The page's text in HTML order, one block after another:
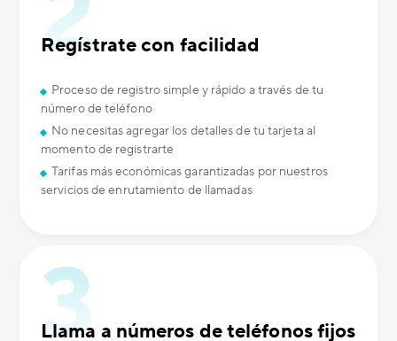
Regístrate con facilidad
Proceso de registro simple y rápido a través de tu
número de teléfono
No necesitas agregar los detalles de tu tarjeta al
momento de registrarte
Tarifas más económicas garantizadas por nuestros
servicios de enrutamiento de llamadas
Llama a números de teléfonos fijos